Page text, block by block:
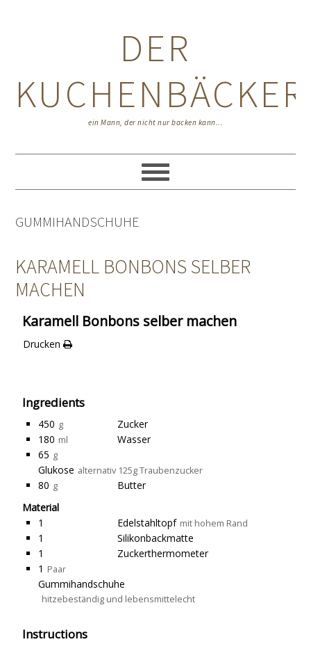
DER
KUCHENBÄCKER
ein Mann, der nicht nur backen kann...
GUMMIHANDSCHUHE
KARAMELL BONBONS SELBER
MACHEN
Karamell Bonbons selber machen
Drucken
Ingredients
450 g
Zucker
180 ml
Wasser
65 g
Glukose alternativ 125g Traubenzucker
80 g
Butter
Material
1
Edelstahltopf mit hohem Rand
1
Silikonbackmatte
1
Zuckerthermometer
1 Paar
Gummihandschuhe
hitzebeständig und lebensmittelecht
Instructions